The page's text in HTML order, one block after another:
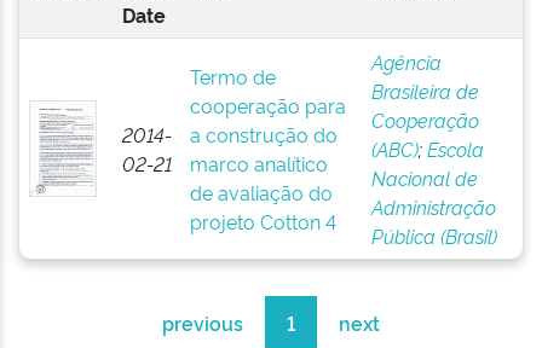
Date
2014-
02-21
Termo de
cooperação para
a construção do
marco analítico
de avaliação do
projeto Cotton 4
Agência
Brasileira de
Cooperação
(ABC);Escola
Nacional de
Administração
Pública (Brasil)
previous 1 next